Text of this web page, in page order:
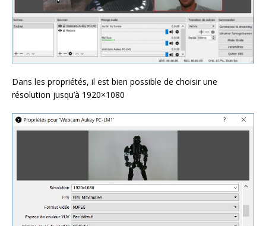
Dans les propriétés, il est bien possible de choisir une
résolution jusqu’à 1920×1080